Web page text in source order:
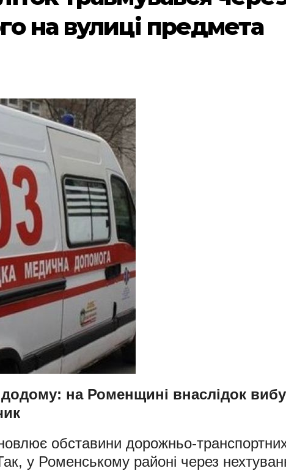
на вулиці предмета
додому: на Роменщині внаслідок
обставини дорожньо-
у Роменському районі через